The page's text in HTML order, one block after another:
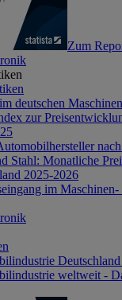
Zum
deutschen
zur
Stahl: Monatliche
2025-2026
im
weltweit -